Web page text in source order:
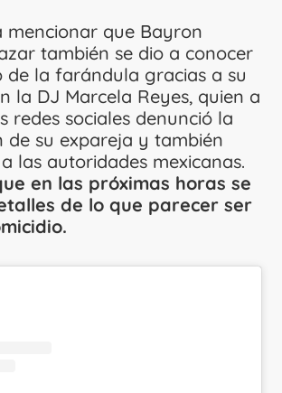
mencionar que Bayron
también se dio a conocer
de la farándula gracias a su
la DJ Marcela Reyes, quien a
redes sociales denunció la
de su expareja y también
las autoridades mexicanas.
en las próximas horas se
de lo que parecer ser